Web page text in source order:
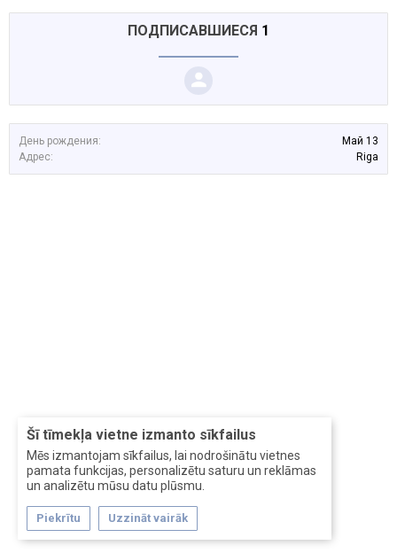
Šī tīmekļa vietne izmanto sīkfailus
Mēs izmantojam sīkfailus, lai nodrošinātu vietnes
pamata funkcijas, personalizētu saturu un reklāmas
un analizētu mūsu datu plūsmu.
Piekrītu Uzzināt vairāk
ПОДПИСАВШИЕСЯ 1
День рождения:
Май 13
Адрес:
Riga